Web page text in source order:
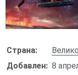
Страна:
Добавлен: 8